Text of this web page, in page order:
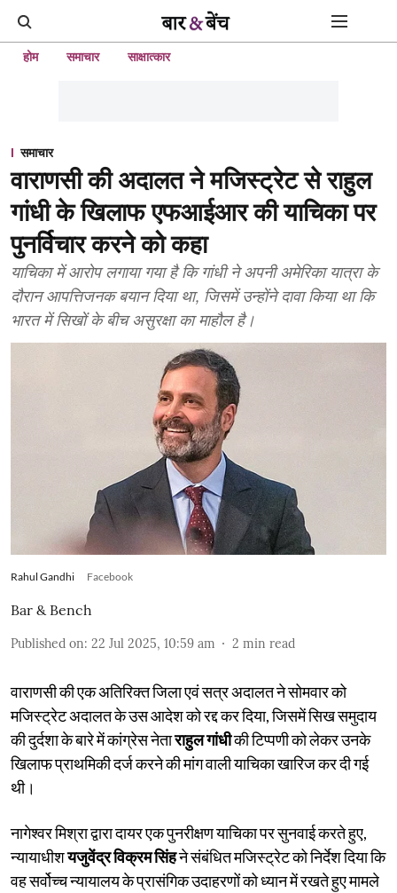
होम समाचार साक्षात्कार
समाचार
वाराणसी की अदालत ने मजिस्ट्रेट से राहुल
गांधी के खिलाफ एफआईआर की याचिका पर
पुनर्विचार करने को कहा
याचिका में आरोप लगाया गया है कि गांधी ने अपनी अमेरिका यात्रा के
दौरान आपत्तिजनक बयान दिया था, जिसमें उन्होंने दावा किया था कि
भारत में सिखों के बीच असुरक्षा का माहौल है।
Rahul Gandhi Facebook
Bar & Bench
Published on: 22 Jul 2025, 10:59 am 2 min read
वाराणसी की एक अतिरिक्त जिला एवं सत्र अदालत ने सोमवार को
मजिस्ट्रेट अदालत के उस आदेश को रद्द कर दिया, जिसमें सिख समुदाय
की दुर्दशा के बारे में कांग्रेस नेताराहुल गांधीकी टिप्पणी को लेकर उनके
खिलाफ प्राथमिकी दर्ज करने की मांग वाली याचिका खारिज कर दी गई
थी।
नागेश्वर मिश्रा द्वारा दायर एक पुनरीक्षण याचिका पर सुनवाई करते हुए,
न्यायाधीशयजुवेंद्र विक्रम सिंहने संबंधित मजिस्ट्रेट को निर्देश दिया कि
वह सर्वोच्च न्यायालय के प्रासंगिक उदाहरणों को ध्यान में रखते हुए मामले